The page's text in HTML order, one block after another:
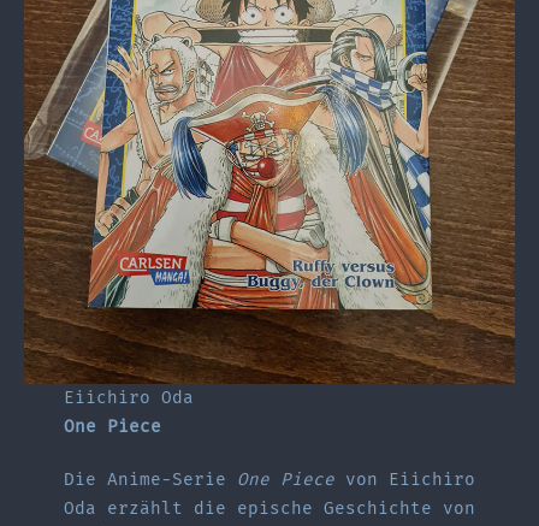
Eiichiro Oda
One Piece
Die Anime-Serie One Piecevon Eiichiro
Oda erzählt die epische Geschichte von